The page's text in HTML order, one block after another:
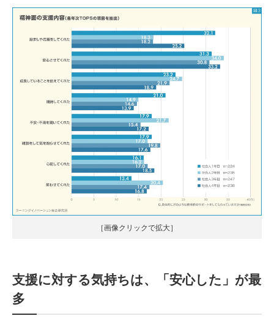
［画像クリックで拡大］
支援に対する気持ちは、「安心した」が最
多